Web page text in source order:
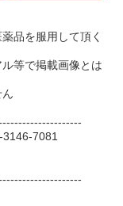
品を服用して頂く
等で掲載画像とは
7081